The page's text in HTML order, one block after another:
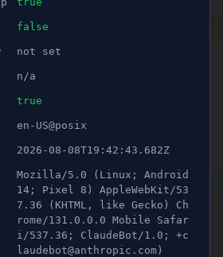
ANNONS
tar fart –
byggs
11:00
false
not set
n/a
true
en-US@posix
2026-08-08T19:42:43.682Z
Mozilla/5.0 (Linux; Android
14; Pixel 8) AppleWebKit/53
7.36 (KHTML, like Gecko) Ch
rome/131.0.0.0 Mobile Safar
i/537.36; ClaudeBot/1.0; +c
laudebot@anthropic.com)